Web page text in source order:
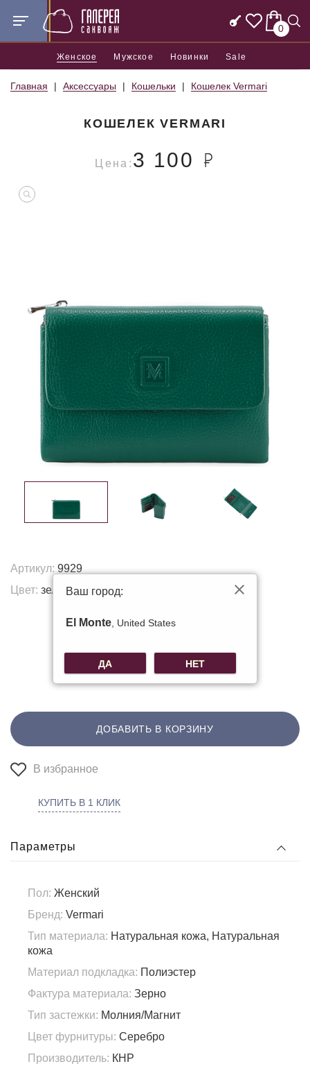
0
Женское Мужское Новинки Sale
Главная Аксессуары Кошельки Кошелек Vermari
КОШЕЛЕК VERMARI
Цена: 3 100
Артикул: 9929
Цвет: зеленый
ДОБАВИТЬ В КОРЗИНУ
В избранное
КУПИТЬ В 1 КЛИК
Параметры
Пол: Женский
Бренд: Vermari
Тип материала: Натуральная кожа, Натуральная
кожа
Материал подкладка: Полиэстер
Фактура материала: Зерно
Тип застежки: Молния/Магнит
Цвет фурнитуры: Серебро
Производитель: КНР
Ваш город:
El Monte , United States
ДА НЕТ